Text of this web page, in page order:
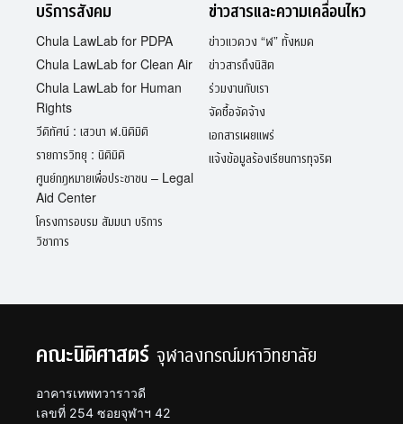
บริการสังคม
Chula LawLab for PDPA
Chula LawLab for Clean Air
Chula LawLab for Human
Rights
วีดิทัศน์ : เสวนา ฬ.นิติมิติ
รายการวิทยุ : นิติมิติ
ศูนย์กฎหมายเพื่อประชาชน – Legal
Aid Center
โครงการอบรม สัมมนา บริการ
วิชาการ
ข่าวสารและความเคลื่อนไหว
ข่าวแวดวง “ฬ” ทั้งหมด
ข่าวสารถึงนิสิต
ร่วมงานกับเรา
จัดซื้อจัดจ้าง
เอกสารเผยแพร่
แจ้งข้อมูลร้องเรียนการทุจริต
คณะนิติศาสตร์ จุฬาลงกรณ์มหาวิทยาลัย
อาคารเทพทวาราวดี
เลขที่ 254 ซอยจุฬาฯ 42